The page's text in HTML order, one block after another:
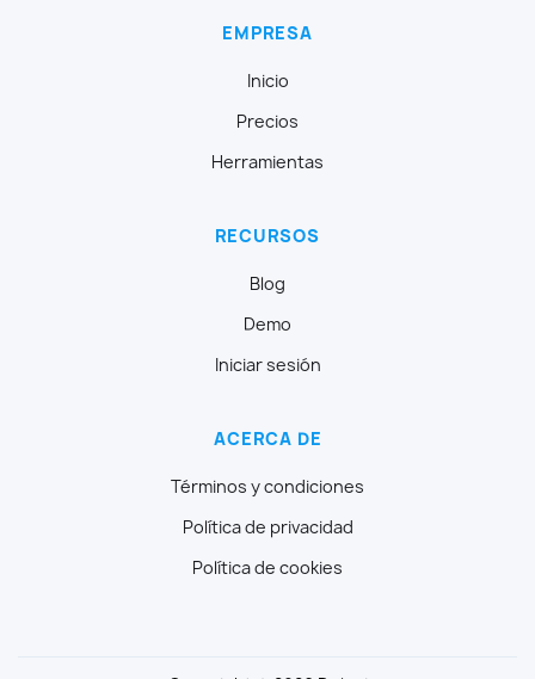
EMPRESA
Inicio
Precios
Herramientas
RECURSOS
Blog
Demo
Iniciar sesión
ACERCA DE
Términos y condiciones
Política de privacidad
Política de cookies